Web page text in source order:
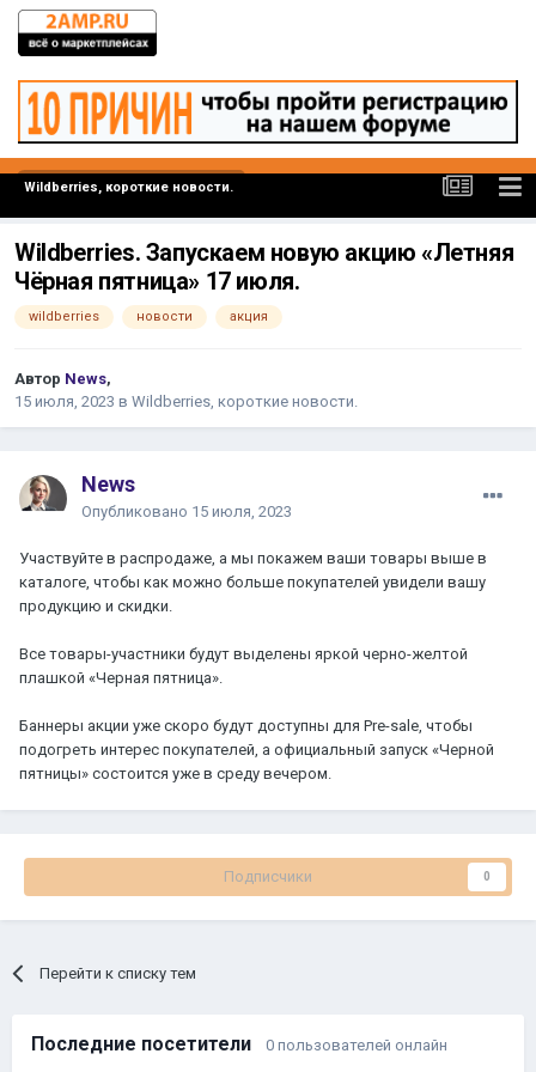
Wildberries, короткие новости.
Wildberries. Запускаем новую акцию «Летняя
Чёрная пятница» 17 июля.
wildberries новости акция
Автор News,
15 июля, 2023 в Wildberries, короткие новости.
News
Опубликовано 15 июля, 2023
Участвуйте в распродаже, а мы покажем ваши товары выше в
каталоге, чтобы как можно больше покупателей увидели вашу
продукцию и скидки.
Все товары-участники будут выделены яркой черно-желтой
плашкой «Черная пятница».
Баннеры акции уже скоро будут доступны для Pre-sale, чтобы
подогреть интерес покупателей, а официальный запуск «Черной
пятницы» состоится уже в среду вечером.
Подписчики 0
Перейти к списку тем
Последние посетители 0 пользователей онлайн